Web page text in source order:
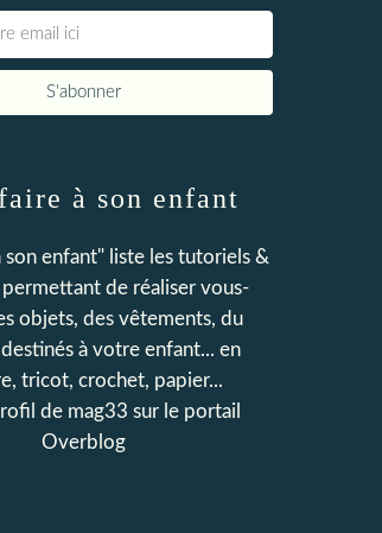
à son enfant
son enfant" liste les tutoriels &
permettant de réaliser vous-
objets, des vêtements, du
à votre enfant... en
tricot, crochet, papier...
de mag33 sur le portail
Overblog